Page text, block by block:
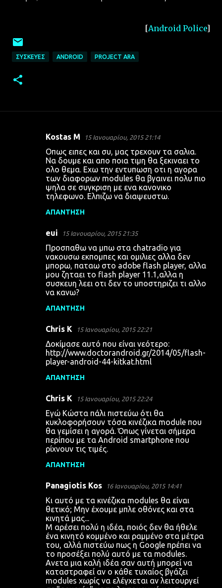
[Android Police]
ΣΥΣΚΕΥΈΣ ANDROID PROJECT ARA
Kostas M 15 Ιανουαρίου, 2015 21:14
Οπως ειπες και συ, μας τρεχουν τα σαλια.
Να δουμε και απο ποια τιμη θα ξεκιναει το
ολο θεμα. Εχω την εντυπωση οτι η αγορα
των διαφορων modules θα βγαινει πολυ πιο
ψηλα σε συγκριση με ενα κανονικο
τηλεφωνο. Ελπιζω να διαψευστω.
ΑΠΆΝΤΗΣΗ
eui 15 Ιανουαρίου, 2015 21:35
Προσπαθω να μπω στα chatradio για
νακουσω εκπομπες και ομιλιες αλλα δεν
μπορω, παταω στο adobe flash player, αλλα
μου ζηταει το flash player 11.1,αλλα η
συσκευη λεει οτι δεν το υποστηριζει τι αλλο
να κανω?
ΑΠΆΝΤΗΣΗ
Chris K 15 Ιανουαρίου, 2015 22:21
Δοκίμασε αυτό που είναι νεότερο:
http://www.doctorandroid.gr/2014/05/flash-
player-android-44-kitkat.html
ΑΠΆΝΤΗΣΗ
Chris K 15 Ιανουαρίου, 2015 22:24
Εγώ Κώστα πάλι πιστεύω ότι θα
κυκλοφορήσουν τόσα κινέζικα module που
θα γεμίσει η αγορά. Όπως γίνεται σήμερα
περίπου με τα Android smartphone που
ρίχνουν τις τιμές.
ΑΠΆΝΤΗΣΗ
Panagiotis Kos 16 Ιανουαρίου, 2015 14:41
Κι αυτό με τα κινέζικα modules θα είναι
θετικό; Μην έχουμε μπλε οθόνες και στα
κινητά μας...
Μ αρέσει πολύ η ιδέα, ποιός δεν θα ήθελε
ένα κινητό κομμένο και ραμμένο στα μέτρα
του, αλλά πιστεύω πως η Google πρέπει να
το προσέξει πολύ αυτό με τα modules.
Ανετα μια καλή ιδέα σαν αυτή μπορεί να
καταστραφεί αν ο κάθε τυχαίος βγάζει
modules χωρίς να ελέγχεται αν λειτουργεί